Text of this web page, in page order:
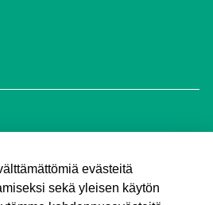
ry
evästeitä
sekä yleisen käytön